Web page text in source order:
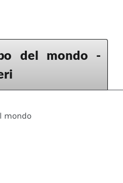
del mondo -
mondo